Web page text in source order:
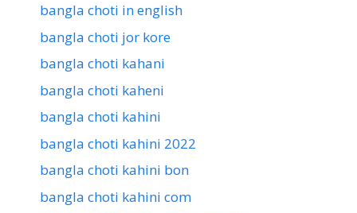
bangla choti in english
bangla choti jor kore
bangla choti kahani
bangla choti kaheni
bangla choti kahini
bangla choti kahini 2022
bangla choti kahini bon
bangla choti kahini com